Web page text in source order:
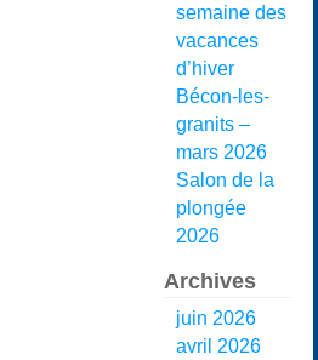
semaine des
vacances
d’hiver
Bécon-les-
granits –
mars 2026
Salon de la
plongée
2026
Archives
juin 2026
avril 2026